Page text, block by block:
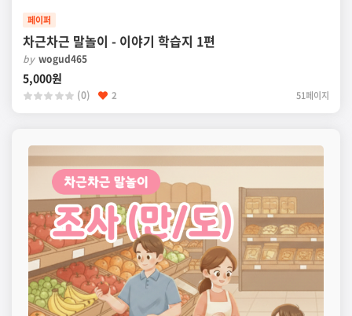
페이퍼
차근차근 말놀이 - 이야기 학습지 1편
by wogud465
5,000원
(0) 2 51페이지